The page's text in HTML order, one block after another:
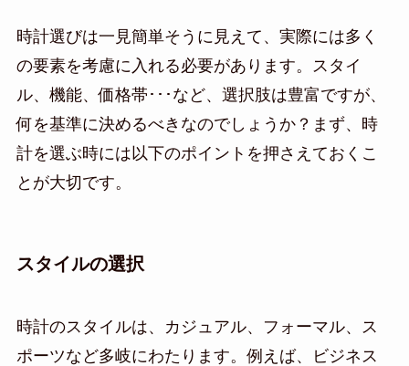
時計選びは一見簡単そうに見えて、実際には多く
の要素を考慮に入れる必要があります。スタイ
ル、機能、価格帯･･･など、選択肢は豊富ですが、
何を基準に決めるべきなのでしょうか？まず、時
計を選ぶ時には以下のポイントを押さえておくこ
とが大切です。
スタイルの選択
時計のスタイルは、カジュアル、フォーマル、ス
ポーツなど多岐にわたります。例えば、ビジネス